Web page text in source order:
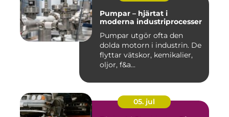
Pumpar – hjärtat i
moderna industriprocesser
Pumpar utgör ofta den
dolda motorn i industrin. De
flyttar vätskor, kemikalier,
oljor, f&a...
05. jul